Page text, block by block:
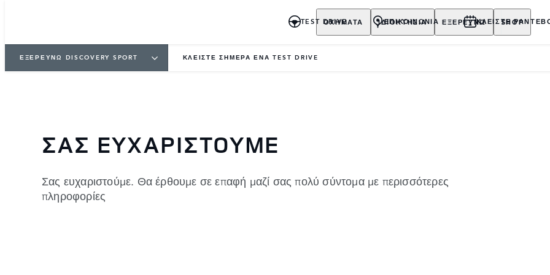
ΟΧΗΜΑΤΑ ΙΔΙΟΚΤΗΣΙΑ ΕΞΕΡΕΥΝΩ SHOP
TEST DRIVE ΕΠΙΚΟΙΝΩΝΙΑ ΚΛΕΙΣΤΕ
ΕΞΕΡΕΥΝΩ DISCOVERY SPORT ΚΛΕΙΣΤΕ ΣΗΜΕΡΑ ΕΝΑ TEST DRIVE
ΣΑΣ ΕΥΧΑΡΙΣΤΟΥΜΕ
Σας ευχαριστούμε. Θα έρθουμε σε επαφή μαζί σας πολύ σύντομα με περισσότερες
πληροφορίες